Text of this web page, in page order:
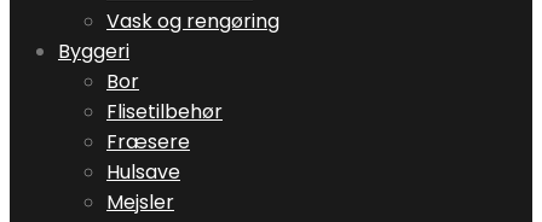
Vask og rengøring
Byggeri
Bor
Flisetilbehør
Fræsere
Hulsave
Mejsler